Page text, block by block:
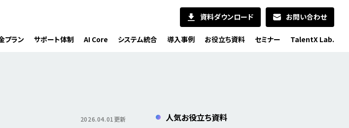
資料ダウンロード お問い合わせ
プラン サポート体制 AI Core システム統合 導入事例 お役立ち資料 セミナー TalentX Lab.
2026.04.01更新 人気お役立ち資料